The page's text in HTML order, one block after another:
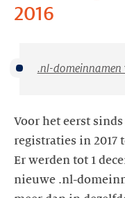
2016
.nl-domeinnamen
Voor het eerst
registraties in 2017
Er werden tot 1
nieuwe .nl-